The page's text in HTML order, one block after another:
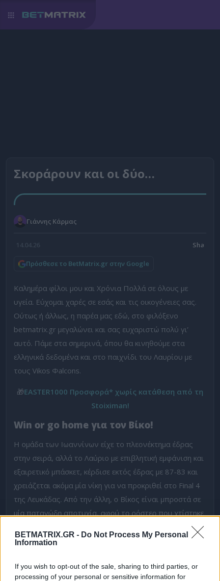
BETMATRIX.GR - Do Not Process My Personal
Information
If you wish to opt-out of the sale, sharing to third parties, or
processing of your personal or sensitive information for
Σκοράρουν και οι δύο…
Γιάννης Κάρμας
14.04.26
Πρόσθεσε το BetMatrix.gr στην Google
Καλημέρα φίλοι μου και Χρόνια Πολλά σε όλους με
υγεία. Εύχομαι χαρές σε εσάς και τις οικογένειες σας.
Ούτως ή άλλως, η παρέα μας εδώ, στο φιλόξενο
betmatrix.gr μεγαλώνει και σας ευχαριστώ πολύ γι’
αυτό. Πάμε στα σημερινά, όπου θα κινηθούμε στα
ελληνικά δεδομένα και στο παιχνίδι του Λαυρίου με
τους Vikos Φalcons.
🎁EASTER1000 Προσφορά* χωρίς κατάθεση από τη
Stoiximan!
Win or go home για τον Βίκο!
Η ομάδα των Ιωαννίνων είχε το πλεονέκτημα έδρας
στην σειρά, αλλά το Λαύριο με επιβλητική εμφάνιση και
εξαιρετικό μπάσκετ, κέρδισε εκτός έδρας με 87-83 και
χρειάζεται ακόμα μία νίκη για να προκριθεί στο Final 4
της Λευκάδας. Από την άλλη, ο Βίκος είναι μπροστά σε
μία παταγώδη αποτυχία, αφού το ρόστερ που χτίστηκε
πρωτάθλημα, μίνιμουμ την άνοδο. Άντερσον και Λεφιού
δουλειά.